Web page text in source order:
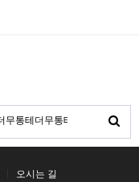
오시는 길